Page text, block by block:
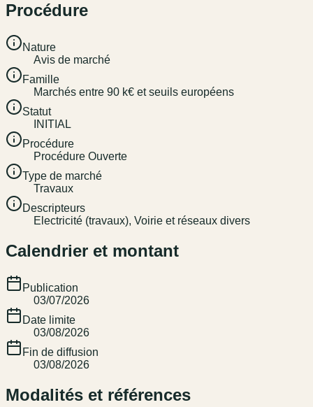
Procédure
Nature
Avis de marché
Famille
Marchés entre 90 k€ et seuils européens
Statut
INITIAL
Procédure
Procédure Ouverte
Type de marché
Travaux
Descripteurs
Electricité (travaux), Voirie et réseaux divers
Calendrier et montant
Publication
03/07/2026
Date limite
03/08/2026
Fin de diffusion
03/08/2026
Modalités et références